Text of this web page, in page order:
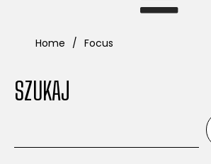
Home Focus
SZUKAJ